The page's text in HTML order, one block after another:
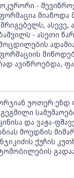
-
მიაწოდა
ასევე,
- ასეთი
ავიწროებდა,
უოთერ ენდ
და ვაჟა-
მოედნის
ქუჩის